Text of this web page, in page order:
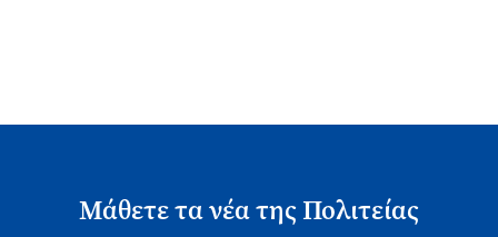
Μάθετε τα νέα της Πολιτείας